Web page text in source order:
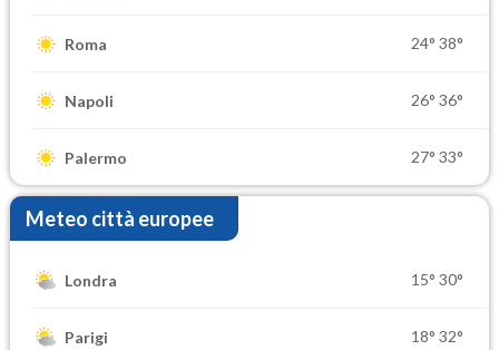
Roma 24° 38°
Napoli 26° 36°
Palermo 27° 33°
Meteo città europee
Londra 15° 30°
Parigi 18° 32°